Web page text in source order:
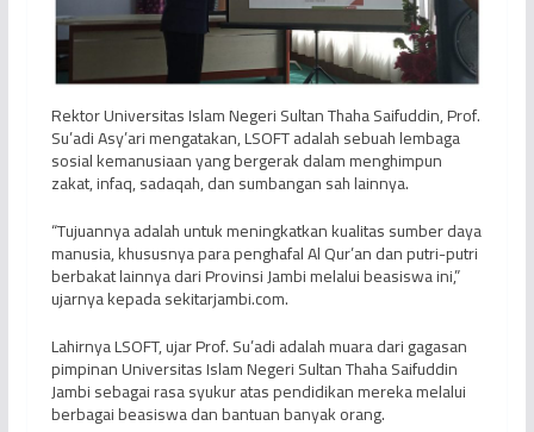
Rektor Universitas Islam Negeri Sultan Thaha Saifuddin, Prof.
Su’adi Asy’ari mengatakan, LSOFT adalah sebuah lembaga
sosial kemanusiaan yang bergerak dalam menghimpun
zakat, infaq, sadaqah, dan sumbangan sah lainnya.
“Tujuannya adalah untuk meningkatkan kualitas sumber daya
manusia, khususnya para penghafal Al Qur’an dan putri-putri
berbakat lainnya dari Provinsi Jambi melalui beasiswa ini,”
ujarnya kepada sekitarjambi.com.
Lahirnya LSOFT, ujar Prof. Su’adi adalah muara dari gagasan
pimpinan Universitas Islam Negeri Sultan Thaha Saifuddin
Jambi sebagai rasa syukur atas pendidikan mereka melalui
berbagai beasiswa dan bantuan banyak orang.